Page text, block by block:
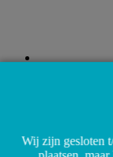
Toevoegen
Wij zijn gesloten